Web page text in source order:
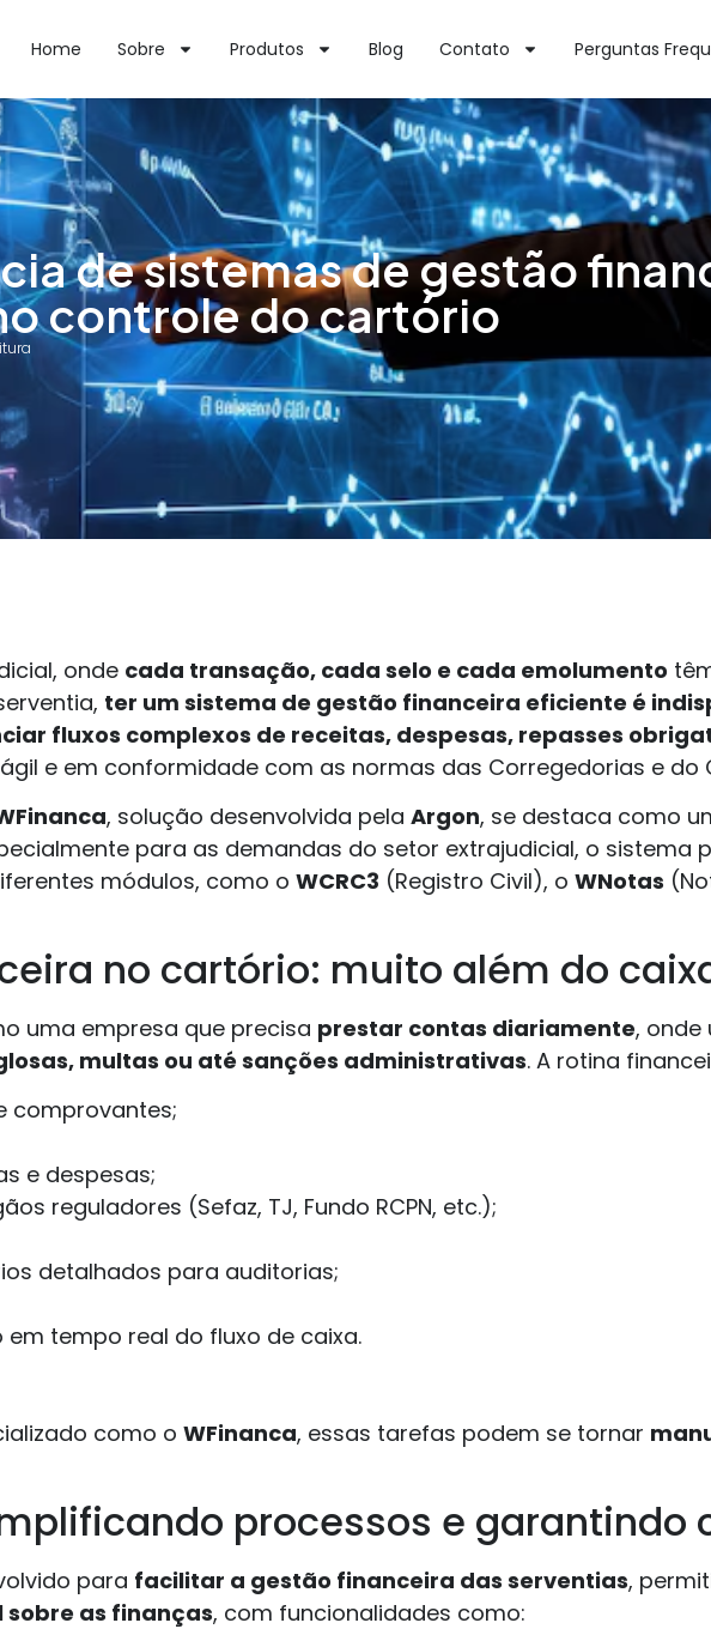
Home Sobre Produtos Blog Contato Perguntas
de sistemas de gestão
controle do cartório
onde cada transação, cada selo e cada emolumento
ter um sistema de gestão financeira eficiente é
fluxos complexos de receitas, despesas, repasses
e em conformidade com as normas das Corregedorias e do
, solução desenvolvida pela Argon, se destaca como
para as demandas do setor extrajudicial, o sistema
módulos, como o WCRC3 (Registro Civil), o WNotas
no cartório: muito além do
uma empresa que precisa prestar contas diariamente, onde
multas ou até sanções administrativas. A rotina
comprovantes;
e despesas;
reguladores (Sefaz, TJ, Fundo RCPN, etc.);
detalhados para auditorias;
tempo real do fluxo de caixa.
como o WFinanca, essas tarefas podem se tornar
processos e garantindo
para facilitar a gestão financeira das serventias,
as finanças, com funcionalidades como: